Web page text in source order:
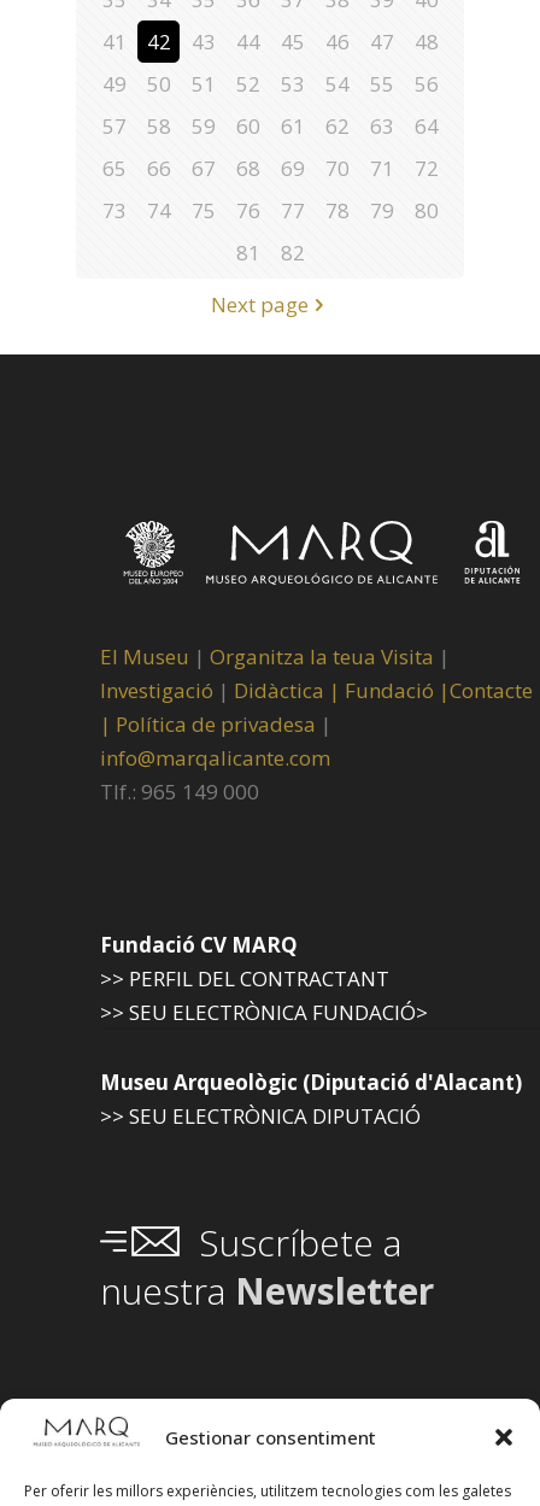
Gestionar consentiment
Per oferir les millors experiències, utilitzem tecnologies com les galetes
41
42 43 44 45 46 47
48
49
50 51 52 53 54 55
56
57
58 59 60 61 62 63
64
65
66 67 68 69 70 71
72
73
74 75 76 77 78 79
80
81
82
Next page
El Museu | Organitza la teua Visita |
Investigació | Didàctica | Fundació |Contacte
| Política de privadesa |
info@marqalicante.com
Tlf.: 965 149 000
Fundació CV MARQ
>> PERFIL DEL CONTRACTANT
>> SEU ELECTRÒNICA FUNDACIÓ>
Museu Arqueològic (Diputació d'Alacant)
>> SEU ELECTRÒNICA DIPUTACIÓ
Suscríbete a
nuestra Newsletter